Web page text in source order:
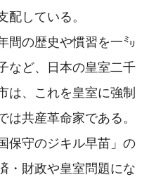
配している。
間の歴史や慣習を一㍉
など、日本の皇室二千
は、これを皇室に強制
共産革命家である。
保守のジキル早苗」の
・財政や皇室問題にな